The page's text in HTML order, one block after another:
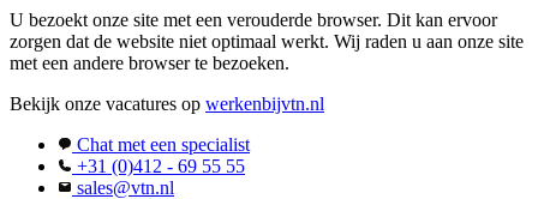
U bezoekt onze site met een verouderde browser. Dit kan ervoor
zorgen dat de website niet optimaal werkt. Wij raden u aan onze site
met een andere browser te bezoeken.
Bekijk onze vacatures op werkenbijvtn.nl
Chat met een specialist
+31 (0)412 - 69 55 55
sales@vtn.nl